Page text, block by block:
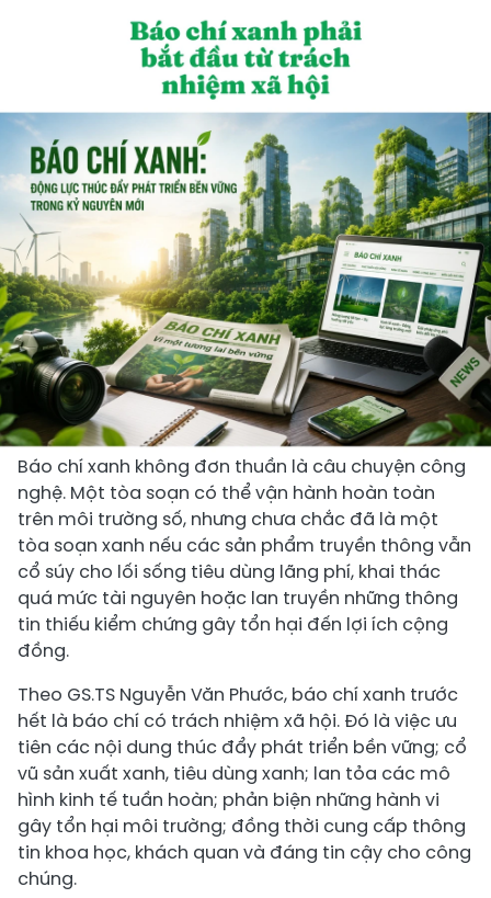
Báo chí xanh không đơn thuần là câu chuyện công
nghệ. Một tòa soạn có thể vận hành hoàn toàn
trên môi trường số, nhưng chưa chắc đã là một
tòa soạn xanh nếu các sản phẩm truyền thông vẫn
cổ súy cho lối sống tiêu dùng lãng phí, khai thác
quá mức tài nguyên hoặc lan truyền những thông
tin thiếu kiểm chứng gây tổn hại đến lợi ích cộng
đồng.
Theo GS.TS Nguyễn Văn Phước, báo chí xanh trước
hết là báo chí có trách nhiệm xã hội. Đó là việc ưu
tiên các nội dung thúc đẩy phát triển bền vững; cổ
vũ sản xuất xanh, tiêu dùng xanh; lan tỏa các mô
hình kinh tế tuần hoàn; phản biện những hành vi
gây tổn hại môi trường; đồng thời cung cấp thông
tin khoa học, khách quan và đáng tin cậy cho công
chúng.